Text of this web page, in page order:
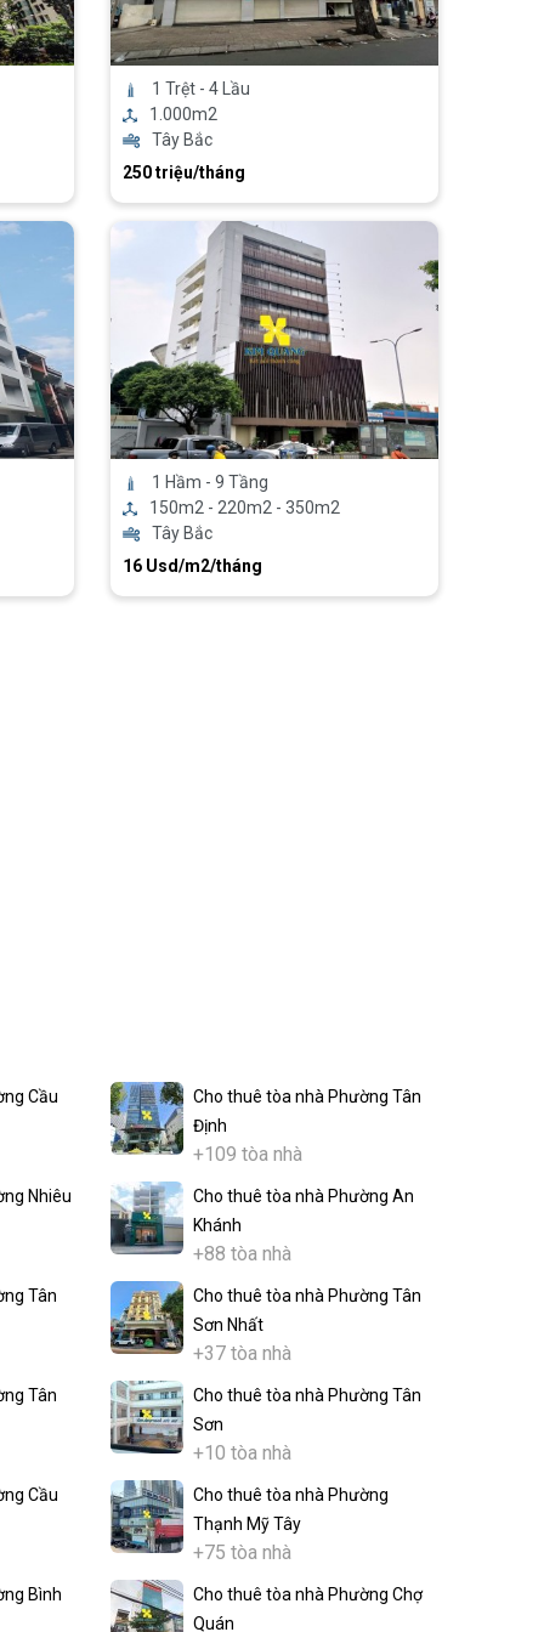
1 Trệt - 4 Lầu
1.000m2
Tây Bắc
250 triệu/tháng
1 Hầm - 9 Tầng
150m2 - 220m2 - 350m2
Tây Bắc
16 Usd/m2/tháng
Cầu
Cho thuê tòa nhà Phường Tân
Định
+109 tòa nhà
Nhiêu
Cho thuê tòa nhà Phường An
Khánh
+88 tòa nhà
Tân
Cho thuê tòa nhà Phường Tân
Sơn Nhất
+37 tòa nhà
Tân
Cho thuê tòa nhà Phường Tân
Sơn
+10 tòa nhà
Cầu
Cho thuê tòa nhà Phường
Thạnh Mỹ Tây
+75 tòa nhà
Bình
Cho thuê tòa nhà Phường Chợ
Quán